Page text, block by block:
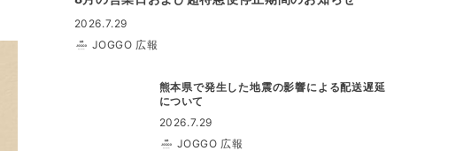
2026.7.29
JOGGO 広報
熊本県で発生した地震の影響による配送遅延
について
2026.7.29
JOGGO 広報